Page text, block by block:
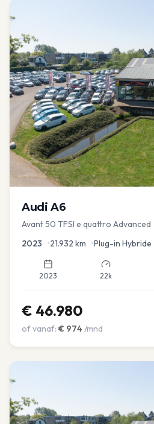
Audi A6
Avant 50 TFSI e quattro Advanced
2023 •21.932 km •Plug-in Hybride
2023 22k
€ 46.980
of vanaf: € 974 /mnd